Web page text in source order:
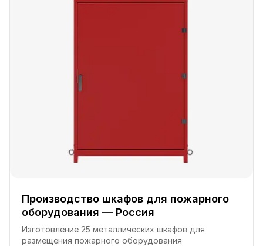
Производство шкафов для пожарного
оборудования — Россия
Изготовление 25 металлических шкафов для
размещения пожарного оборудования